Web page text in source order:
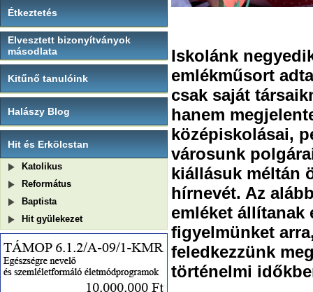
Étkeztetés
Elvesztett bizonyítványok
másodlata
Kitűnő tanulóink
Halászy Blog
Hit és Erkölcstan
Katolikus
Református
Baptista
Hit gyülekezet
Iskolánk
emlékműsort
csak saját
hanem
középiskolásai,
városunk
kiállásuk méltán
hírnevét. Az
emléket állítanak
figyelmünket
feledkezzünk
történelmi